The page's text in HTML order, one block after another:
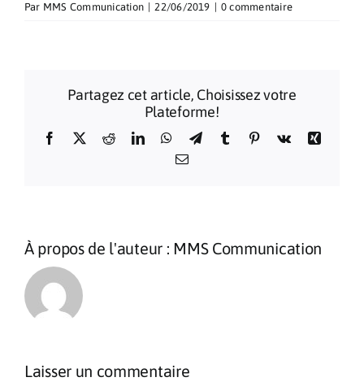
Par MMS Communication 22/06/2019 0 commentaire
Partagez cet article, Choisissez votre
Plateforme!
Facebook
X RedditLinkedInWhatsApp
TelegramTumblr Pinterest
Vk
Xing
Email
À propos de l'auteur : MMS Communication
Laisser un commentaire